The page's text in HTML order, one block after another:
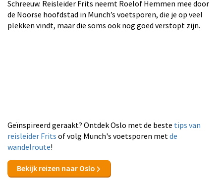
Schreeuw. Reisleider Frits neemt Roelof Hemmen mee door
de Noorse hoofdstad in Munch’s voetsporen, die je op veel
plekken vindt, maar die soms ook nog goed verstopt zijn.
Geïnspireerd geraakt? Ontdek Oslo met de beste tips van
reisleider Frits of volg Munch's voetsporen met de
wandelroute!
Bekijk reizen naar Oslo